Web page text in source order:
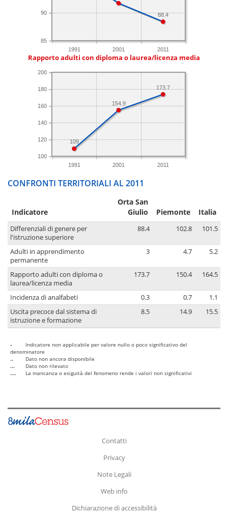
1991 2001 2011
85
90 88.4
Rapporto adulti con diploma o laurea/licenza media
1991 2001 2011
100
120
140
160
180
200
173.7
154.9
109
CONFRONTI TERRITORIALI AL 2011
Indicatore
Orta San
Giulio
Piemonte Italia
Differenziali di genere per
l'istruzione superiore
88.4 102.8 101.5
Adulti in apprendimento
permanente
3 4.7 5.2
Rapporto adulti con diploma o
laurea/licenza media
173.7 150.4 164.5
Incidenza di analfabeti 0.3 0.7
1.1
Uscita precoce dal sistema di
istruzione e formazione
8.5 14.9 15.5
-
Indicatore non applicabile per valore nullo o poco significativo del
denominatore
..
Dato non ancora disponibile
...
Dato non rilevato
....
La mancanza o esiguità del fenomeno rende i valori non significativi
Contatti
Privacy
Note Legali
Web info
Dichiarazione di accessibilità